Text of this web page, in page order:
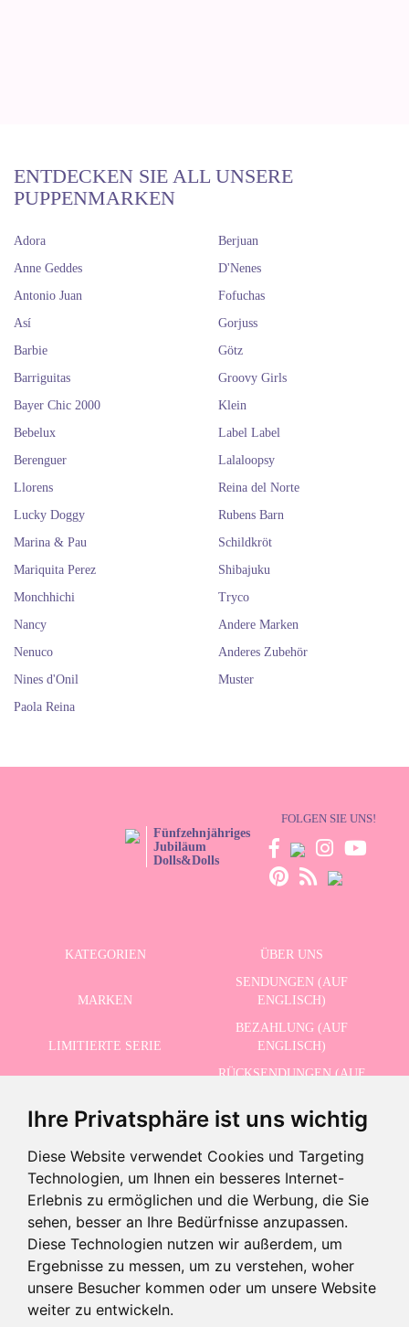
Ihre Privatsphäre ist uns wichtig
Diese Website verwendet Cookies und Targeting
Technologien, um Ihnen ein besseres Internet-
Erlebnis zu ermöglichen und die Werbung, die Sie
sehen, besser an Ihre Bedürfnisse anzupassen.
Diese Technologien nutzen wir außerdem, um
Ergebnisse zu messen, um zu verstehen, woher
unsere Besucher kommen oder um unsere Website
weiter zu entwickeln.
ENTDECKEN SIE ALL UNSERE
PUPPENMARKEN
Adora
Anne Geddes
Antonio Juan
Así
Barbie
Barriguitas
Bayer Chic 2000
Bebelux
Berenguer
Berjuan
D'Nenes
Fofuchas
Gorjuss
Götz
Groovy Girls
Klein
Label Label
Lalaloopsy
Llorens
Lucky Doggy
Marina & Pau
Mariquita Perez
Monchhichi
Nancy
Nenuco
Nines d'Onil
Paola Reina
Reina del Norte
Rubens Barn
Schildkröt
Shibajuku
Tryco
Andere Marken
Anderes Zubehör
Muster
Fünfzehnjähriges
Jubiläum
Dolls&Dolls
FOLGEN SIE UNS!
KATEGORIEN ÜBER UNS
MARKEN
SENDUNGEN (AUF
ENGLISCH)
LIMITIERTE SERIE
BEZAHLUNG (AUF
ENGLISCH)
RÜCKSENDUNGEN (AUF
SCHLUSSVERKAUF
KONTAKT
ERHALTEN SIE UNSERE NEUESTEN NACHRICHTEN AUF ENGLISCH
Ich akzeptiere die Datenschutzbestimmungen